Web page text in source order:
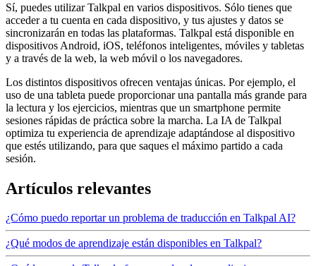
Sí, puedes utilizar Talkpal en varios dispositivos. Sólo tienes que
acceder a tu cuenta en cada dispositivo, y tus ajustes y datos se
sincronizarán en todas las plataformas. Talkpal está disponible en
dispositivos Android, iOS, teléfonos inteligentes, móviles y tabletas
y a través de la web, la web móvil o los navegadores.
Los distintos dispositivos ofrecen ventajas únicas. Por ejemplo, el
uso de una tableta puede proporcionar una pantalla más grande para
la lectura y los ejercicios, mientras que un smartphone permite
sesiones rápidas de práctica sobre la marcha. La IA de Talkpal
optimiza tu experiencia de aprendizaje adaptándose al dispositivo
que estés utilizando, para que saques el máximo partido a cada
sesión.
Artículos relevantes
¿Cómo puedo reportar un problema de traducción en Talkpal AI?
¿Qué modos de aprendizaje están disponibles en Talkpal?